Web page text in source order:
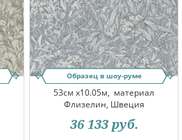
Образец в шоу-руме
53см x10.05м, материал
Флизелин, Швеция
36 133 руб.